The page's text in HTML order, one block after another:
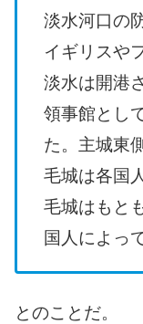
淡水河口の
イギリスや
淡水は開港
領事館とし
た。主城東
毛城は各国
毛城はもと
国人によっ
とのことだ。